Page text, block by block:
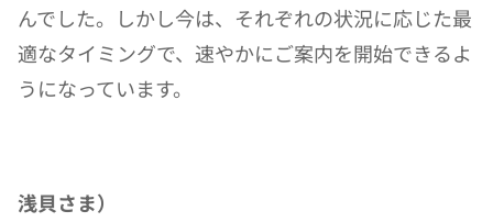
んでした。しかし今は、それぞれの状況に応じた最
適なタイミングで、速やかにご案内を開始できるよ
うになっています。
浅貝さま）